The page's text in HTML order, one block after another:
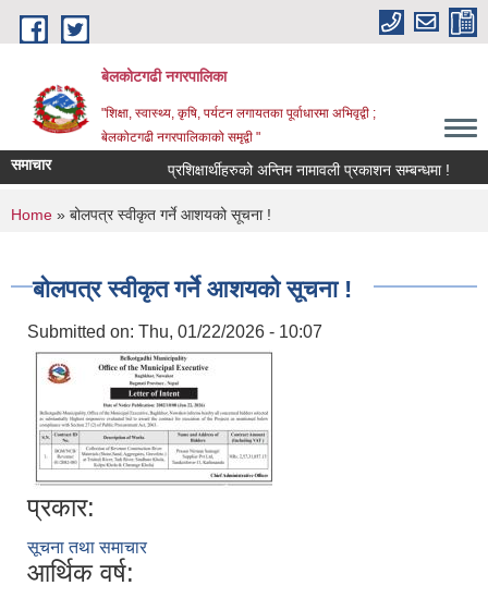
Skip to main content
बेलकोटगढी नगरपालिका
"शिक्षा, स्वास्थ्य, कृषि, पर्यटन लगायतका पूर्वाधारमा अभिवृद्वी ;
बेलकोटगढी नगरपालिकाको समृद्वी "
समाचार प्रशिक्षार्थीहरुको अन्तिम नामावली प्रकाशन सम्बन्धमा !
You are here
Home » बोलपत्र स्वीकृत गर्ने आशयको सूचना !
बोलपत्र स्वीकृत गर्ने आशयको सूचना !
Submitted on: Thu, 01/22/2026 - 10:07
प्रकार:
सूचना तथा समाचार
आर्थिक वर्ष: